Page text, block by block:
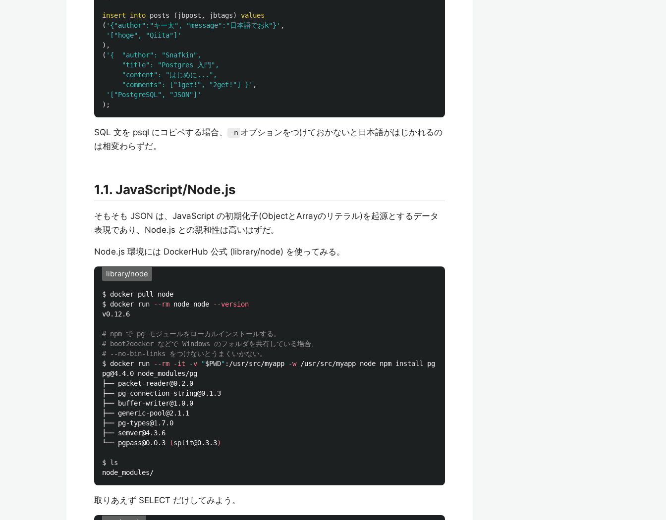
insert into posts ( jbpost , jbtags)
values
( '{"author":"キー太", "message":"日本語でおk"}' ,
'["hoge", "Qiita"]'
),
( '{  "author": "Snafkin",
     "title": "Postgres 入門",
     "content": "はじめに...",
     "comments": ["1get!", "2get!"] }'
,
'["PostgreSQL", "JSON"]'
);
SQL 文を psql にコピペする場合、 -n オプションをつけておかないと日本語がはじかれるの
は相変わらずだ。
1.1. JavaScript/Node.js
そもそも JSON は、JavaScript の初期化子(ObjectとArrayのリテラル)を起源とするデータ
表現であり、Node.js との親和性は高いはずだ。
Node.js 環境には DockerHub 公式 (library/node) を使ってみる。
library/node
$
$ docker run --rm node node
--version
v0.12.6
# npm で pg モジュールをローカルインストールする。
# boot2docker などで Windows のフォルダを共有している場合、
# --no-bin-links をつけないとうまくいかない。
$ docker run --rm -it -v "$PWD" :/usr/src/myapp -w /usr/src/myapp node npm install pg
pg@4.4.0 node_modules/pg
├── packet-reader@0.2.0
├── pg-connection-string@0.1.3
├── buffer-writer@1.0.0
├── generic-pool@2.1.1
├── pg-types@1.7.0
├── semver@4.3.6
└── pgpass@0.0.3
(split@0.3.3)
$
取りあえず SELECT だけしてみよう。